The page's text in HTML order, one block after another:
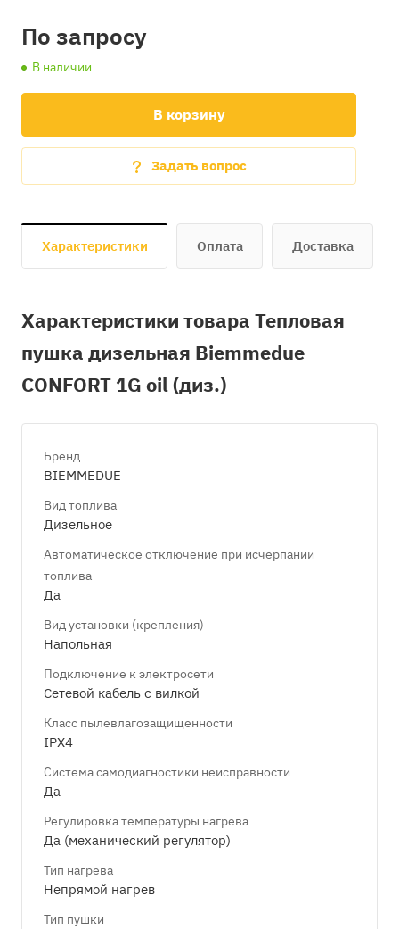
По запросу
В наличии
В корзину
Задать вопрос
Характеристики Оплата Доставка
Характеристики товара Тепловая
пушка дизельная Biemmedue
CONFORT 1G oil (диз.)
Бренд
BIEMMEDUE
Вид топлива
Дизельное
Автоматическое отключение при исчерпании
топлива
Да
Вид установки (крепления)
Напольная
Подключение к электросети
Сетевой кабель с вилкой
Класс пылевлагозащищенности
IPX4
Система самодиагностики неисправности
Да
Регулировка температуры нагрева
Да (механический регулятор)
Тип нагрева
Непрямой нагрев
Тип пушки